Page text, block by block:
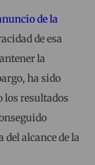
de la
de esa
la
ha sido
los resultados
alcance de la